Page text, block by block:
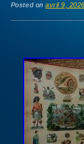
Posted onavril 9, 2026